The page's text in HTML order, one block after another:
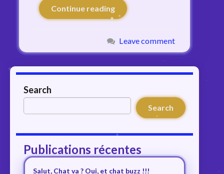
Continue reading
Leave comment
Search
Search
Publications récentes
Salut, Chat va ? Oui, et chat buzz !!!